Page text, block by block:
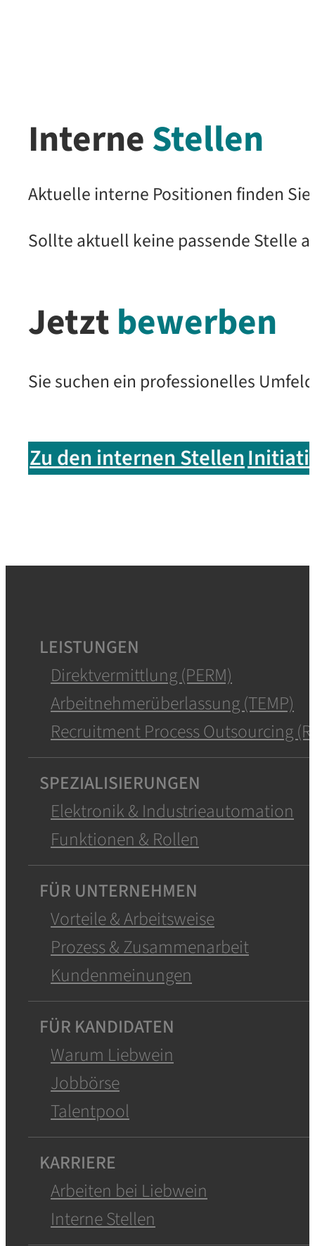
InterneStellen
Aktuelle interne Positionen finden
Sollte aktuell keine passende Stelle
Jetztbewerben
Sie suchen ein professionelles
Zu den internen Stellen
LEISTUNGEN
Direktvermittlung (PERM)
Arbeitnehmerüberlassung (TEMP)
Recruitment Process Outsourcing
SPEZIALISIERUNGEN
Elektronik & Industrieautomation
Funktionen & Rollen
FÜR UNTERNEHMEN
Vorteile & Arbeitsweise
Prozess & Zusammenarbeit
Kundenmeinungen
FÜR KANDIDATEN
Warum Liebwein
Jobbörse
Talentpool
KARRIERE
Arbeiten bei Liebwein
Interne Stellen